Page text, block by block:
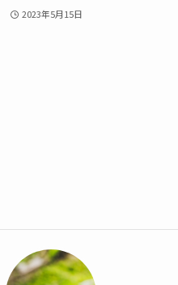
2023年5月15日